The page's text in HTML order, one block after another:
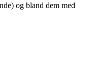
og bland dem med